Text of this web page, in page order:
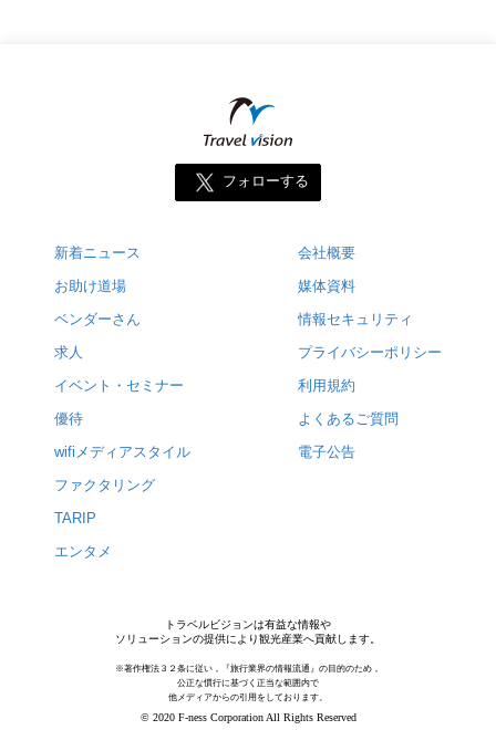
フォローする
新着ニュース
お助け道場
ベンダーさん
求人
イベント・セミナー
優待
wifiメディアスタイル
ファクタリング
TARIP
エンタメ
会社概要
媒体資料
情報セキュリティ
プライバシーポリシー
利用規約
よくあるご質問
電子公告
トラベルビジョンは有益な情報や
ソリューションの提供により観光産業へ貢献します。
※著作権法３２条に従い，『旅行業界の情報流通』の目的のため，
公正な慣行に基づく正当な範囲内で
他メディアからの引用をしております。
© 2020 F-ness Corporation All Rights Reserved